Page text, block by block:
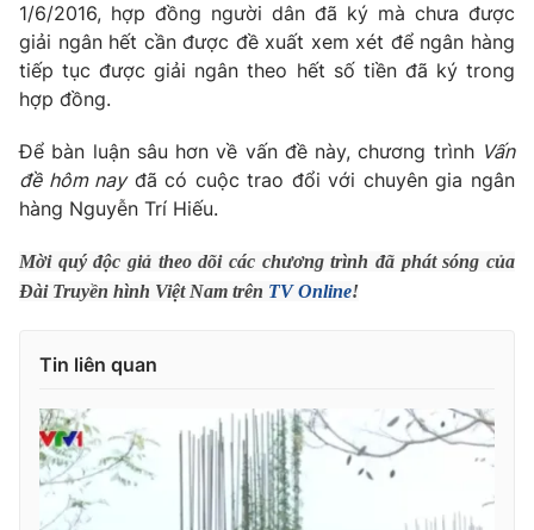
Photo Infographic
Video
VTV Money VTV Thể thao
VTV9 VTV8
Liên hệ tòa soạn English
1/6/2016, hợp đồng người dân đã ký mà chưa được
giải ngân hết cần được đề xuất xem xét để ngân hàng
tiếp tục được giải ngân theo hết số tiền đã ký trong
hợp đồng.
Để bàn luận sâu hơn về vấn đề này, chương trình Vấn
đề hôm nayđã có cuộc trao đổi với chuyên gia ngân
hàng Nguyễn Trí Hiếu.
Mời quý độc giả theo dõi các chương trình đã phát sóng của
Đài Truyền hình Việt Nam trên TV Online!
Tin liên quan